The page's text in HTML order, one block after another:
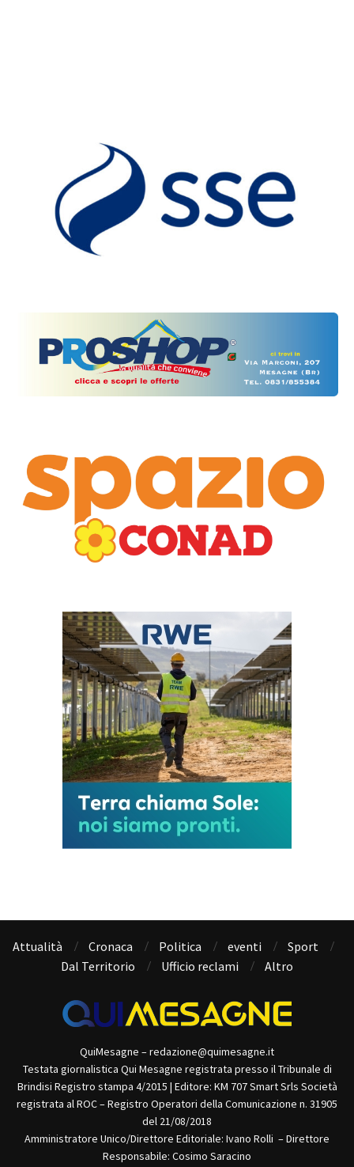
Attualità Cronaca Politica eventi
Sport
Dal Territorio
Ufficio reclami Altro
QuiMesagne – redazione@quimesagne.it
Testata giornalistica Qui Mesagne registrata presso il Tribunale di
Brindisi Registro stampa 4/2015 | Editore: KM 707 Smart Srls Società
registrata al ROC – Registro Operatori della Comunicazione n. 31905
del 21/08/2018
Amministratore Unico/Direttore Editoriale: Ivano Rolli – Direttore
Responsabile: Cosimo Saracino